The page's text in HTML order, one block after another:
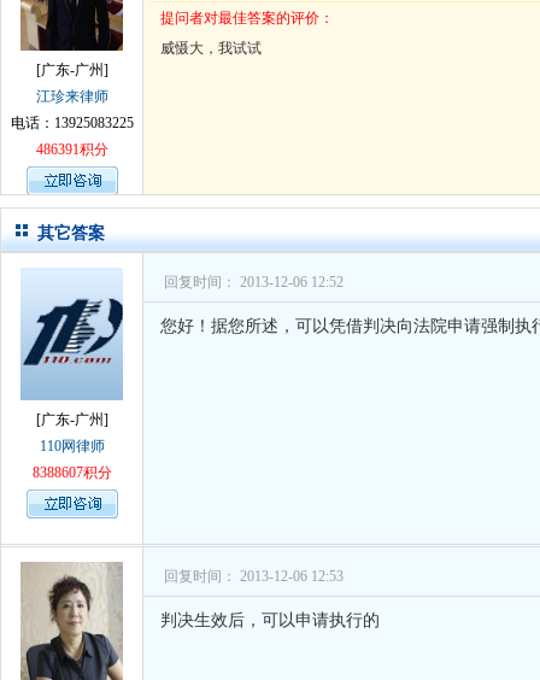
孙术校律师
孙术校律师
[广东-广州]
江珍来律师
电话：13925083225
486391积分
提问者对最佳答案的评价：
威慑大，我试试
其它答案
[广东-广州]
110网律师
8388607积分
回复时间： 2013-12-06 12:52
您好！据您所述，可以凭借判决向法院申请强制执
回复时间： 2013-12-06 12:53
判决生效后，可以申请执行的